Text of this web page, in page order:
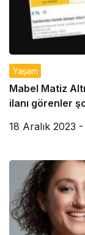
Yaşam
Mabel Matiz
ilanı görenler
18 Aralık 2023